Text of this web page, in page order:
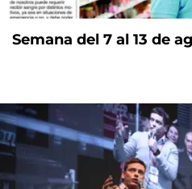
Semana del 7 al 13 de